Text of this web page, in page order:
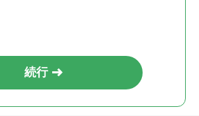
続行